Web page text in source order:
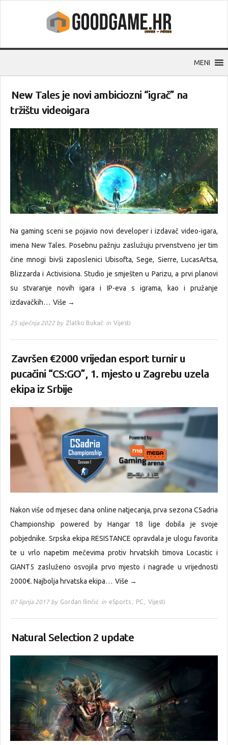
MENI
New Tales je novi ambiciozni “igrač” na
tržištu videoigara
Na gaming sceni se pojavio novi developer i izdavač video-igara,
imena New Tales. Posebnu pažnju zaslužuju prvenstveno jer tim
čine mnogi bivši zaposlenici Ubisofta, Sege, Sierre, LucasArtsa,
Blizzarda i Activisiona. Studio je smješten u Parizu, a prvi planovi
su stvaranje novih igara i IP-eva s igrama, kao i pružanje
izdavačkih… Više →
25 siječnja 2022 by Zlatko Bukač in Vijesti
Završen €2000 vrijedan esport turnir u
pucačini “CS:GO”, 1. mjesto u Zagrebu uzela
ekipa iz Srbije
Nakon više od mjesec dana online natjecanja, prva sezona CSadria
Championship powered by Hangar 18 lige dobila je svoje
pobjednike. Srpska ekipa RESISTANCE opravdala je ulogu favorita
te u vrlo napetim mečevima protiv hrvatskih timova Locastic i
GIANT5 zasluženo osvojila prvo mjesto i nagrade u vrijednosti
2000€. Najbolja hrvatska ekipa… Više →
07 lipnja 2017 by Gordan Ilinčić in eSports , PC , Vijesti
Natural Selection 2 update